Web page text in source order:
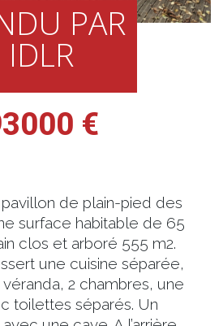
PAR
IDLR
€
de plain-pied des
surface habitable de 65
clos et arboré 555 m2.
une cuisine séparée,
2 chambres, une
toilettes séparés. Un